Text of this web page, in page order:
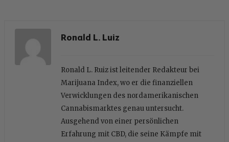
Ronald L. Luiz
Ronald L. Ruiz ist leitender Redakteur bei
Marijuana Index, wo er die finanziellen
Verwicklungen des nordamerikanischen
Cannabismarktes genau untersucht.
Ausgehend von einer persönlichen
Erfahrung mit CBD, die seine Kämpfe mit